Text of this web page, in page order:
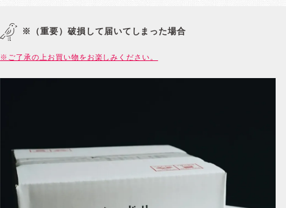
※（重要）破損して届いてしまった場合
※ご了承の上お買い物をお楽しみください。